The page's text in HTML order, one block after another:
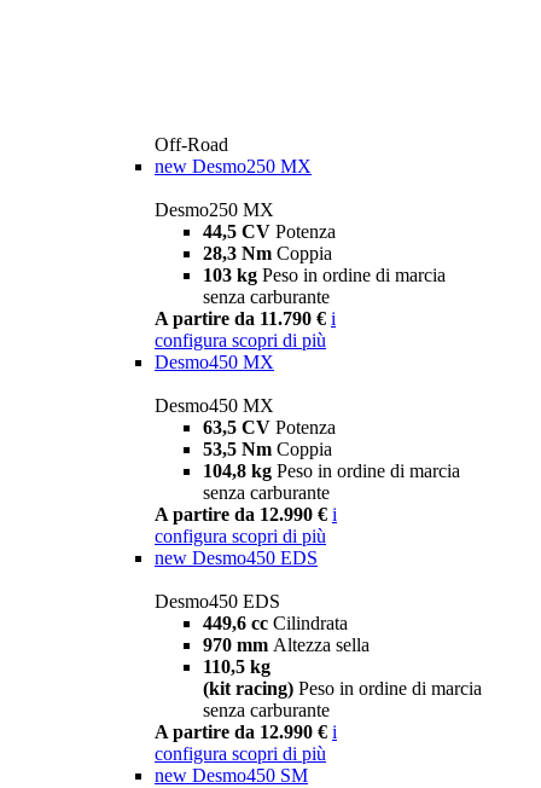
Off-Road
new Desmo250 MX
Desmo250 MX
44,5 CV Potenza
28,3 Nm Coppia
103 kg Peso in ordine di marcia
senza carburante
A partire da 11.790 € i
configura scopri di più
Desmo450 MX
Desmo450 MX
63,5 CV Potenza
53,5 Nm Coppia
104,8 kg Peso in ordine di marcia
senza carburante
A partire da 12.990 € i
configura scopri di più
new Desmo450 EDS
Desmo450 EDS
449,6 cc Cilindrata
970 mm Altezza sella
110,5 kg
(kit racing) Peso in ordine di marcia
senza carburante
A partire da 12.990 € i
configura scopri di più
new Desmo450 SM